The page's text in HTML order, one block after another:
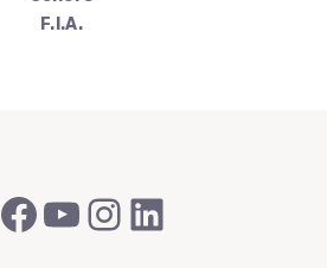
F.I.A.
Facebook
YouTube
Instagram
LinkedIn